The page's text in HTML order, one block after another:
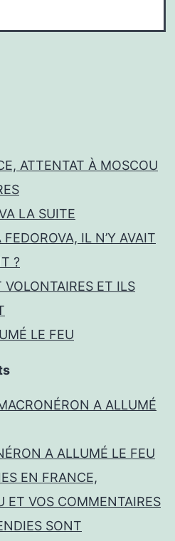
ATTENTAT À MOSCOU
LA SUITE
IL N’Y AVAIT
?
ET ILS
LE FEU
A ALLUMÉ
A ALLUMÉ LE FEU
EN FRANCE,
ET VOS COMMENTAIRES
SONT